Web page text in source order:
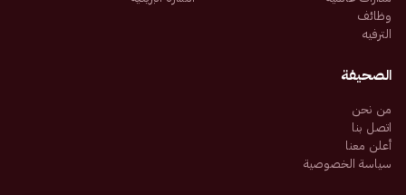
وظائف
الترفيه
الصحيفة
من نحن
اتصل بنا
أعلن معنا
سياسة الخصوصية